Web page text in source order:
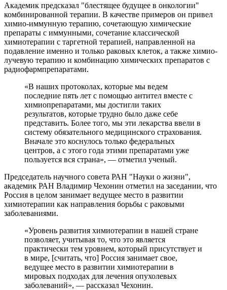
Академик предсказал "блестящее будущее в онкологии"
комбинированной терапии. В качестве примеров он привел
химио-иммунную терапию, сочетающую химические
препараты с иммунными, сочетание классической
химиотерапии с таргетной терапией, направленной на
подавление именно и только раковых клеток, а также химио-
лучевую терапию и комбинацию химических препаратов с
радиофармпрепаратами.
«В наших протоколах, которые мы ведем
последние пять лет с помощью антител вместе с
химиопрепаратами, мы достигли таких
результатов, которые трудно было даже себе
представить. Более того, мы эти лекарства ввели в
систему обязательного медицинского страхования.
Вначале это коснулось только федеральных
центров, а с этого года этими препаратами уже
пользуется вся страна», — отметил ученый.
Председатель научного совета РАН "Науки о жизни",
академик РАН Владимир Чехонин отметил на заседании, что
Россия в целом занимает ведущее место в развитии
химиотерапии как направления борьбы с раковыми
заболеваниями.
«Уровень развития химиотерапии в нашей стране
позволяет, учитывая то, что это является
практически тем уровнем, который присутствует и
в мире, [считать, что] Россия занимает свое,
ведущее место в развитии химиотерапии в
мировых подходах для лечения опухолевых
заболеваний», — рассказал Чехонин.